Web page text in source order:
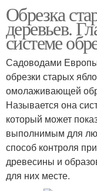
Обрезка
деревьев.
системе
Садоводами
обрезки старых
омолаживающей
Называется она
который может
выполнимым для
способ контроля
древесины и
для них месте.